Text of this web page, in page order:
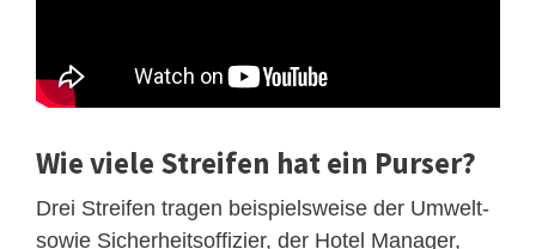
Wie viele Streifen hat ein Purser?
Drei Streifen tragen beispielsweise der Umwelt-
sowie Sicherheitsoffizier, der Hotel Manager,